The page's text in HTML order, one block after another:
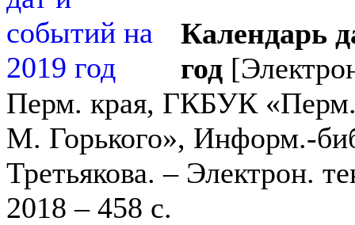
Календарь
год
Перм. края, ГКБУК «Перм.
М. Горького», Информ.-
Третьякова. – Электрон.
2018 – 458 с.